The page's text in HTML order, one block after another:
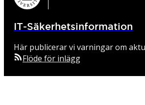
IT-Säkerhetsinformation
Här publicerar vi varningar om
Flöde för inlägg